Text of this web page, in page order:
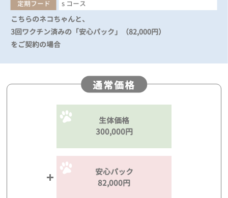
定期フード
s コース
こちらのネコちゃんと、
3回ワクチン済みの「安心パック」（82,000円）
をご契約の場合
通常価格
生体価格
300,000円
安心パック
82,000円